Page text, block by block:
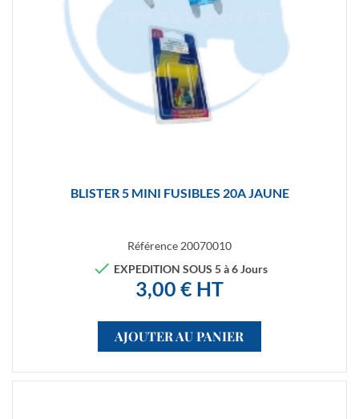
BLISTER 5 MINI FUSIBLES 20A JAUNE
Référence 20070010
 EXPEDITION SOUS 5 à 6 Jours
3,00 € HT
AJOUTER AU PANIER